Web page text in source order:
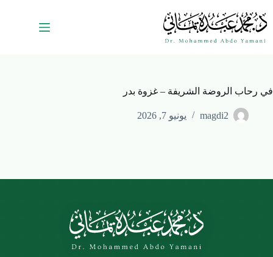
في رحاب الروضة الشريفة – غزوة بدر
magdi2 يونيو 7, 2026